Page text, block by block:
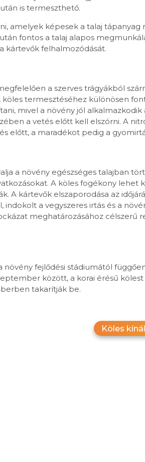
is termeszthető.
amelyek képesek a talaj tápanyag
fontos a talaj alapos
kártevők felhalmozódását.
a szerves trágyákból
termesztéséhez különösen
mivel a növény jól alkalmazkodik
a vetés előtt kell elszórni. A
előtt, a maradékot pedig a
a növény egészséges talajban
A köles fogékony lehet
A kártevők elszaporodása az
a vegyszeres irtás és a
meghatározásához célszerű
fejlődési stádiumától
között, a korai érésű
takarítják be.
Köles